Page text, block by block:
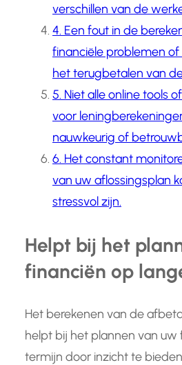
verschillen van de
4. Een fout in de
financiële problemen
het terugbetalen van
5. Niet alle online tools
voor
nauwkeurig of
6. Het constant
van uw aflossingsplan
stressvol zijn.
Helpt bij het
financiën op
Het berekenen van de
helpt bij het plannen van uw
termijn door inzicht te